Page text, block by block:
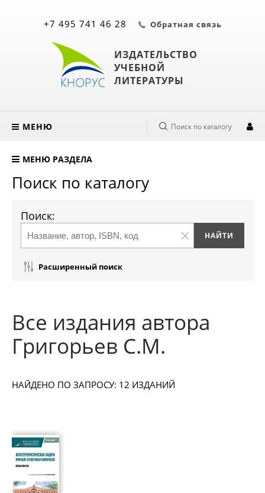
ИЗДАТЕЛЬСТВО
УЧЕБНОЙ
ЛИТЕРАТУРЫ
+7 495 741 46 28 Обратная связь
МЕНЮ Поиск по каталогу
МЕНЮ РАЗДЕЛА
Поиск по каталогу
Поиск:
Расширенный поиск
Все издания автора
Григорьев С.М.
НАЙДЕНО ПО ЗАПРОСУ: 12 ИЗДАНИЙ